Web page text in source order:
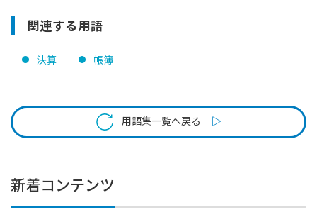
関連する用語
決算 帳簿
用語集一覧へ戻る
新着コンテンツ